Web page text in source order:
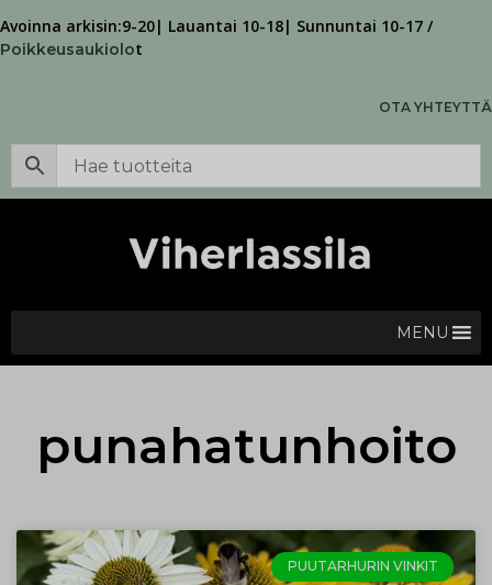
Avoinna arkisin:9-20| Lauantai 10-18| Sunnuntai 10-17 /
Poikkeusaukiolot
OTA YHTEYTTÄ
MENU
punahatunhoito
PUUTARHURIN VINKIT